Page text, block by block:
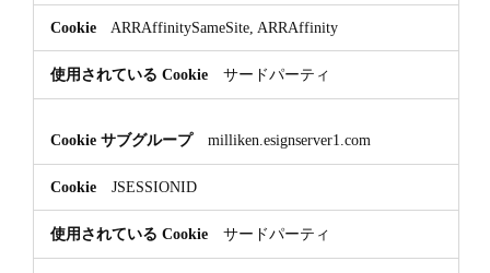
ARRAffinitySameSite, ARRAffinity
サードパーティ
milliken.esignserver1.com
JSESSIONID
サードパーティ